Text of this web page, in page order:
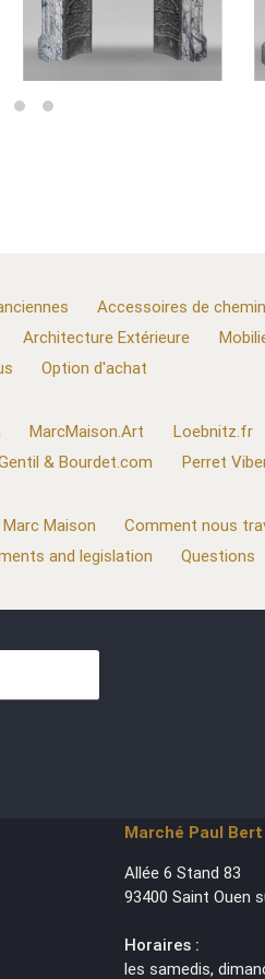
Accessoires de
Architecture Extérieure
Option d'achat
MarcMaison.Art Loebnitz.fr
& Bourdet.com Perret
Maison Comment nous
and legislation
Questions
Marché Paul Bert
Allée 6 Stand 83
93400 Saint Ouen
Horaires :
les samedis,